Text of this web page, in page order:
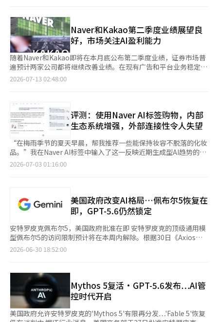
还将增加房地产服务。由于AI标签的用户已超过1000万，네이버计
划持续整合常用的生活服务，以提高AI的使用率。 预计将基于네이
버房地产数据和用户关联的资产信息，推荐个性化房源，并提供实
际居住反馈和房源分析信息。最近，네이버将房地产内容与AI简报
和经济指标搜索相结合，并计划将其扩展至AI标签。 这些变化与平
台使用行为的变化密切相关。过去，门户网站是用户长时间停留以
进行搜索的地方，而现在则转变为用户在特定目的（如购物或房地
产）时访问的目的性平台。仅仅通过提升搜索功能难以延长用户停
论文、学会等经过验证的医疗信息，以及네이버咖啡的实际经验、
医院和营养补充品搜索等，旨在提供符合个人健康历史和变化模式
的个性化信息。 最近，OpenAI扩大了“ChatGPT健康”功能，全
球大型科技公司也在积极展开生活型AI的竞争。네이버则专注于通
过结合搜索、购物、地点、房地产等自家平台数据，构建针对国内
用户优化的AI代理服务。
接，并细致反映国内用户的上下文，从而与全球通用AI模型形成差
异化。 公司表示，基于AI标签用户的增长趋势，AI标签展现出超越
对话式搜索，向实际行为转化的执行型AI代理的潜力。这得益于20
多年积累的搜索技术和基础设施，以及博客、社区等庞大的内容生
态系统的支持。 Naver指出，自上月26日AI标签正式推出以来，用
户的搜索使用行为发生了变化。AI标签的日均查询量比测试版增长
了7倍，用户每人查询量增加了1.7倍。用户不仅停留在一次性提问
上，后续提问的多轮对话比例也有所增加。 此外，从搜索到决策
买数据、购物评论和各种用户生成内容（UGC），提供了个性化推
荐。 Naver计划持续扩展以执行为中心的AI代理功能，以便更多用
户能够在日常生活中使用AI标签。 自今日起，AI简报下方将新增通
往AI标签的对话框。AI简报的月活跃用户超过3000万。通过这一功
能，用户可以在AI简报中查看核心摘要后，继续在AI标签中进行后
续提问和深入探索。 此外，本月将加强智能镜头与AI简报、AI标签
之间的联动，提升基于图像的搜索体验。用户可以通过智能镜头拍
摄商品或上传图片，在AI简报中查看关键信息，并在AI标签中进行
Naver Pay房地产数据、用户关联的资产信息和UGC，推荐个性化
房源，并提供实际居住反馈和房源分析信息。Whale浏览器将通过
侧边栏执行代理，支持网页摘要、访问记录查询等网页浏览功能。
康代理。该代理将基于权威医疗信息提供可靠的回答，并与Naver
Café的实际经验信息、医院和营养补充品搜索等服务相结合，提供
个性化健康管理体验。 Naver首席数据与内容官（CDO）金光贤表
成用户日常生活中不可或缺的AI服务。” 此外，Naver于上月26日
正式推出AI标签，并对移动应用的标志性搜索按钮“绿色点”进行
了以AI标签为中心的用户界面改版。在此前针对Naver Plus会员进
行的测试版服务中，约两个月内吸引了400万用户。正式推出后，
仅18天用户便增至1000万，标志着Naver综合AI代理战略在搜索服
Naver和Kakao第二季度业绩展望良
好，市场关注AI盈利能力
随着Naver和Kakao即将在本月底公布第二季度业绩，证券市场普
遍预计两家公司都将继续改善业绩。在现有广告和平台业务稳定的
基础上，下半年人工智能（AI）如何成功融入现有服务并创造收入
5727亿韩元，分别比去年同期增长14.8%和9.8%。 Kakao的业绩
也被看好。第二季度的收入共识为2.056万亿韩元，营业利润为
2234亿韩元，预计分别比去年同期增长1.4%和20.1%。 两家公司
的业绩均由广告和平台业务推动，但下半年的增长战略略有不同。
Naver的战略是将AI融入搜索和电商，以增加用户停留时间并扩大
广告和购物收入。在第一季度，基于AI的广告优化使得绩效广告客
户数量同比增长超过两倍，显示出AI提升了现有广告业务的效率。
下半年，Naver计划进一步加强这一趋势。第二季度推出的AI搜
提高搜索使用率来推动广告和电商的增长，而不是作为付费服务运
营。 特别是从第三季度开始，AI将为搜索结果提供摘要的“AI简
报”上方引入广告，预计将带来新的广告收入增长。 增强电商竞
争力也是主要任务。Naver最近正在考虑提高自身物流竞争力的直
送业务模型，旨在改善购物体验，增加Naver Plus商店和会员的使
用，并推动交易额的增长。 Kakao则专注于将AI与以KakaoTalk为
中心的平台生态系统结合。目前，KakaoTalk的商业广告和电商是
了业绩。实际上，第一季度KakaoTalk商业广告收入同比增长
16%，广告和电商持续保持稳健增长。 下半年，Kakao在
KakaoTalk中提高AI的应用能力是最大任务。公司计划逐步扩
展“ChatGPT for Kakao”、“Kanana in KakaoTalk”、“AI伙
伴”等AI服务，将对话、搜索、推荐、日程管理等多种功能引入
KakaoTalk，旨在增加用户停留时间，并将广告、电商和订阅等现
2026-07-13 02:48:00
评测：使用Naver AI标签购物，内部
生态系统增强，外部连接性令人失望
“在梅雨季节的夏天早晨，帮我推荐一些能保持妆容不脱落的化妆
品。”我在Naver AI标签中输入了这一反映近期生成型AI趋势的搜
索词。虽然可以通过输入“妆前乳”、“粉饼”等关键词获取信
点”也正逐步向AI标签中心转型。 Naver通过AI标签开始将搜索、
购物和内容整合为一体。用户在AI标签中浏览商品信息后，可以通
过Naver Plus Store和Naver Pay进行购买，这一策略旨在构建一
个连接自身服务的生态系统。这被认为是Naver在AI时代的核心竞
争力。 在全球生成型AI行业中，尽管也有将搜索和推荐扩展到商品
探索和支付的尝试，但由于支付转化率和用户体验等因素，这些尝
试面临困难。OpenAI曾推出ChatGPT内的直接支付功能“即时结
问题进行了比较。综合搜索除了在“AI简报”中提供详细说明外，
其他方面并没有太大区别。而在AI标签中搜索同样内容时，系统不
仅比较和解释了商品的种类、品牌、肤质和要点，还展示了实际购
买链接。 AI标签的搜索能够反映对话的上下文，因此只需继续提问
即可，显著的优势在于用户可以通过首次提问获得大量所需信息。
通常情况下，普通搜索需要在确认产品类别后，再去博客或
2026-07-03 01:16:00
美国政府改变AI格局…佩布尔5恢复在
即，GPT-5.6仍然锁定
安特罗皮克佩布尔5，美国政府批准在即 安特罗皮克的顶级通用模
型佩布尔5的访问限制预计将在本周内解除。根据30日《Axios》
的报道，特朗普政府已决定恢复佩布尔5的访问限制。 在此之前，
心基础设施运营和防御机构。然而，截至30日，佩布尔5仍对所有
普通用户封锁，最终批准仍需得到五角大楼和国家安全局的确认。
安特罗皮克和开放AI两家公司目前共同要求政府制定透明和系统的
法律审查程序，以取代现行的个案审查方式，这一要求是基于特朗
普总统6月2日的行政命令。 谷歌双子星3.5专业版，6月内发布无
2026-06-30 18:52:00
Mythos 5复活·GPT-5.6发布…AI管
控时代开启
美国政府允许安特罗皮克的'Mythos 5'有限再分发…'Fable 5'恢复